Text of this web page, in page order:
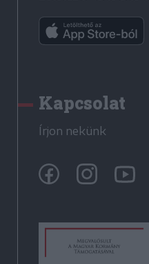
Kapcsolat
Írjon nekünk